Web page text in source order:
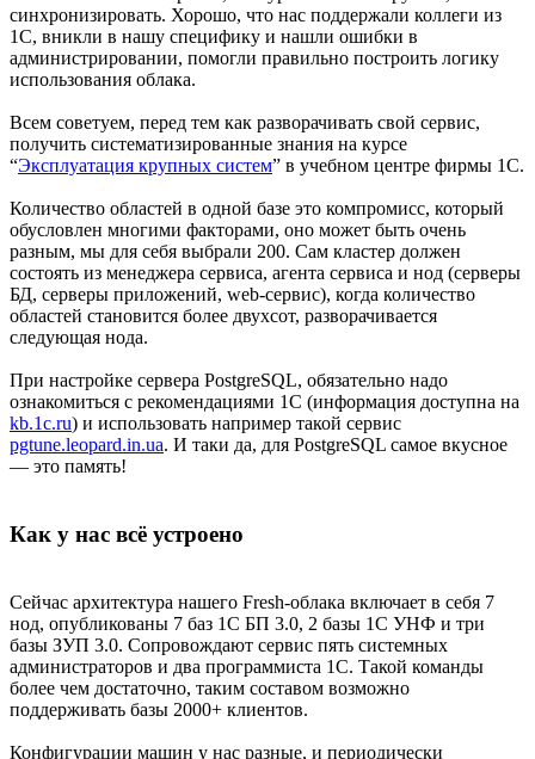
синхронизировать. Хорошо, что нас поддержали коллеги из
1С, вникли в нашу специфику и нашли ошибки в
администрировании, помогли правильно построить логику
использования облака.
Всем советуем, перед тем как разворачивать свой сервис,
получить систематизированные знания на курсе
“Эксплуатация крупных систем” в учебном центре фирмы 1С.
Количество областей в одной базе это компромисс, который
обусловлен многими факторами, оно может быть очень
разным, мы для себя выбрали 200. Сам кластер должен
состоять из менеджера сервиса, агента сервиса и нод (серверы
БД, серверы приложений, web-сервис), когда количество
областей становится более двухсот, разворачивается
следующая нода.
При настройке сервера PostgreSQL, обязательно надо
ознакомиться с рекомендациями 1С (информация доступна на
kb.1c.ru) и использовать например такой сервис
pgtune.leopard.in.ua. И таки да, для PostgreSQL самое вкусное
— это память!
Как у нас всё устроено
Сейчас архитектура нашего Fresh-облака включает в себя 7
нод, опубликованы 7 баз 1С БП 3.0, 2 базы 1С УНФ и три
базы ЗУП 3.0. Сопровождают сервис пять системных
администраторов и два программиста 1С. Такой команды
более чем достаточно, таким составом возможно
поддерживать базы 2000+ клиентов.
Конфигурации машин у нас разные, и периодически